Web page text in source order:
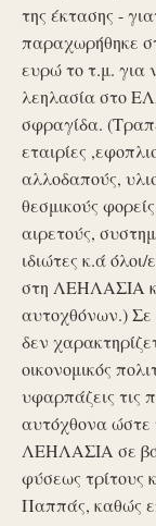
της έκτασης -
παραχωρήθηκε
ευρώ το τ.μ. για
λεηλασία στο
σφραγίδα.
εταιρίες
αλλοδαπούς,
θεσμικούς
αιρετούς,
ιδιώτες κ.ά
στη ΛΕΗΛΑΣΙΑ
αυτοχθόνων.) Σε
δεν
οικονομικός
υφαρπάζεις τις
αυτόχθονα ώστε
ΛΕΗΛΑΣΙΑ σε
φύσεως τρίτους
Παππάς, καθώς